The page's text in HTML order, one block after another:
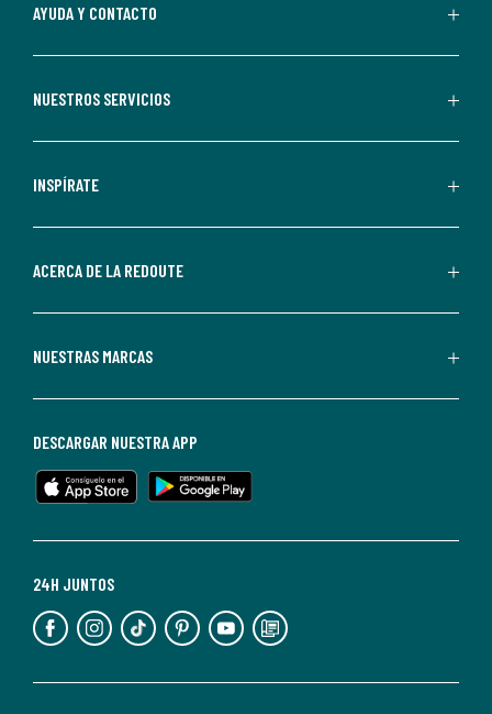
aceptas
comerciales
personalizadas
parte
Redoute.
de
en
cualquier
Para
información,
puedes
nuestra
AYUDA Y CONTACTO
NUESTROS SERVICIOS
INSPÍRATE
ACERCA DE LA REDOUTE
NUESTRAS MARCAS
24H JUNTOS
DESCARGAR NUESTRA APP